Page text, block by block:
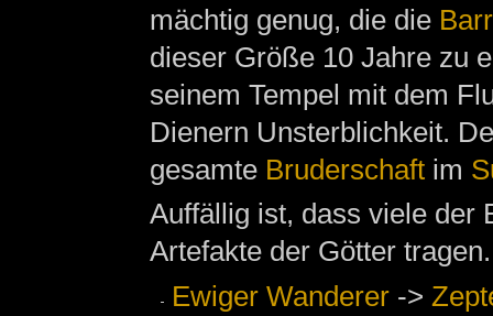
mächtig genug, die die
dieser Größe 10 Jahre zu
seinem Tempel mit dem
Dienern Unsterblichkeit.
gesamte Bruderschaftim
Auffällig ist, dass viele der
Artefakte der Götter tragen.
Ewiger Wanderer ->